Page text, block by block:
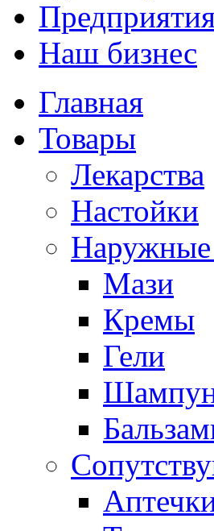
Наш бизнес
Главная
Товары
Лекарства
Настойки
Мази
Кремы
Гели